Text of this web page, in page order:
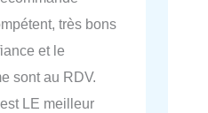
très bons
et le
sont au RDV.
LE meilleur